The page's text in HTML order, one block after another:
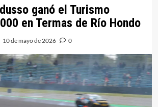
ganó el Turismo
en Termas de Río Hondo
10 de mayo de 2026 0